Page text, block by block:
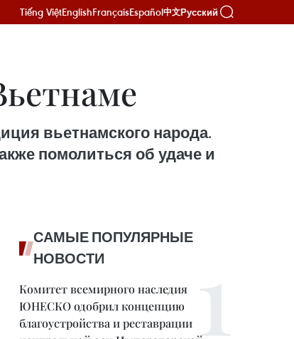
Tiếng ViệtEnglishFrançaisEspañol中文Русский
вьетнамского народа.
помолиться об удаче и
САМЫЕ ПОПУЛЯРНЫЕ
НОВОСТИ
Комитет всемирного наследия
ЮНЕСКО одобрил концепцию
благоустройства и реставрации